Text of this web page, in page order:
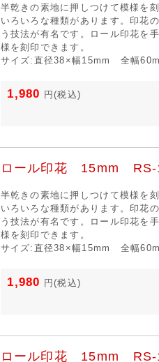
半乾きの素地に押しつけて模様を
いろいろな種類があります。印花
う技法が有名です。ロール印花を
様を刻印できます。
サイズ:直径38×幅15mm 全幅
1,980 円(税込)
ロール印花 15mm RS-
半乾きの素地に押しつけて模様を
いろいろな種類があります。印花
う技法が有名です。ロール印花を
様を刻印できます。
サイズ:直径38×幅15mm 全幅
1,980 円(税込)
ロール印花 15mm RS-